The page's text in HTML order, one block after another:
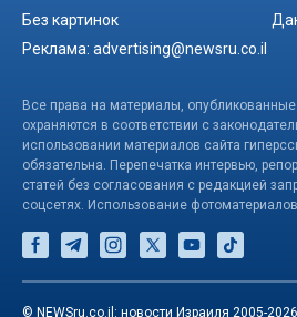
Без картинок
Реклама: advertising@newsru.co.il
Все права на материалы, опубликованные
охраняются в соответствии с
использовании материалов сайта
обязательна. Перепечатка интервью,
статей без согласования с редакцией
соцсетях. Использование
© NEWSru.co.il: новости Израиля 2005-2026